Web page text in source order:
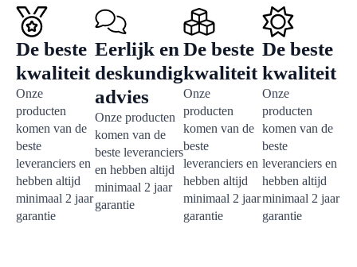
De beste
kwaliteit
Onze
producten
komen van de
beste
leveranciers en
hebben altijd
minimaal 2 jaar
garantie
Eerlijk en
deskundig
advies
Onze producten
komen van de
beste leveranciers
en hebben altijd
minimaal 2 jaar
garantie
De beste
kwaliteit
Onze
producten
komen van de
beste
leveranciers en
hebben altijd
minimaal 2 jaar
garantie
De beste
kwaliteit
Onze
producten
komen van de
beste
leveranciers en
hebben altijd
minimaal 2 jaar
garantie